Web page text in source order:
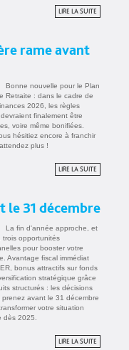
LIRE LA SUITE
rame avant
Bonne nouvelle pour le Plan
Retraite : dans le cadre de
2026, les règles
finalement être
voire même bonifiées.
hésitiez encore à franchir
plus !
LIRE LA SUITE
le 31 décembre
La fin d'année approche, et
trois opportunités
pour booster votre
Avantage fiscal immédiat
bonus attractifs sur fonds
stratégique grâce
structurés : les décisions
prenez avant le 31 décembre
votre situation
dès 2025.
LIRE LA SUITE